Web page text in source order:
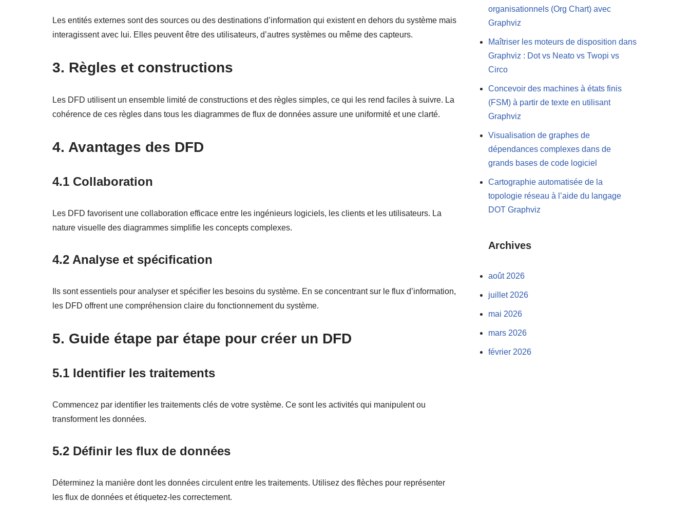
Les entités externes sont des sources ou des destinations d’information qui existent en dehors du système mais
interagissent avec lui. Elles peuvent être des utilisateurs, d’autres systèmes ou même des capteurs.
3. Règles et constructions
Les DFD utilisent un ensemble limité de constructions et des règles simples, ce qui les rend faciles à suivre. La
cohérence de ces règles dans tous les diagrammes de flux de données assure une uniformité et une clarté.
4. Avantages des DFD
4.1 Collaboration
Les DFD favorisent une collaboration efficace entre les ingénieurs logiciels, les clients et les utilisateurs. La
nature visuelle des diagrammes simplifie les concepts complexes.
4.2 Analyse et spécification
Ils sont essentiels pour analyser et spécifier les besoins du système. En se concentrant sur le flux d’information,
les DFD offrent une compréhension claire du fonctionnement du système.
5. Guide étape par étape pour créer un DFD
5.1 Identifier les traitements
Commencez par identifier les traitements clés de votre système. Ce sont les activités qui manipulent ou
transforment les données.
5.2 Définir les flux de données
Déterminez la manière dont les données circulent entre les traitements. Utilisez des flèches pour représenter
les flux de données et étiquetez-les correctement.
organisationnels (Org Chart) avec
Graphviz
Maîtriser les moteurs de disposition dans
Graphviz : Dot vs Neato vs Twopi vs
Circo
Concevoir des machines à états finis
(FSM) à partir de texte en utilisant
Graphviz
Visualisation de graphes de
dépendances complexes dans de
grands bases de code logiciel
Cartographie automatisée de la
topologie réseau à l’aide du langage
DOT Graphviz
Archives
août 2026
juillet 2026
mai 2026
mars 2026
février 2026